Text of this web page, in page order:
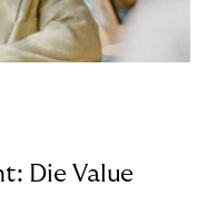
Die Value